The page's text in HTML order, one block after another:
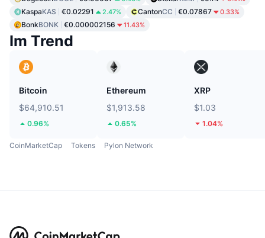
KaspaKAS €0.02291 2.47% CantonCC €0.07867 0.33%
BonkBONK €0.000002156 11.43%
Im Trend
Bitcoin
$64,910.51
0.96%
Ethereum
$1,913.58
0.65%
XRP
$1.03
1.04%
CoinMarketCap Tokens Pylon Network